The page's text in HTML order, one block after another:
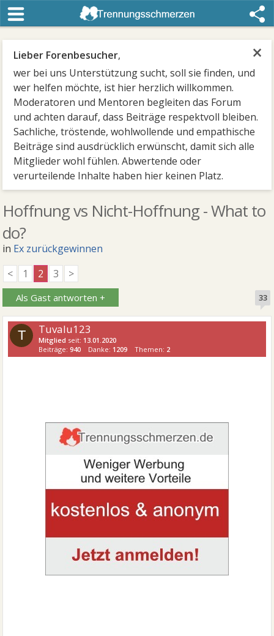
×
Lieber Forenbesucher,
wer bei uns Unterstützung sucht, soll sie finden, und
wer helfen möchte, ist hier herzlich willkommen.
Moderatoren und Mentoren begleiten das Forum
und achten darauf, dass Beiträge respektvoll bleiben.
Sachliche, tröstende, wohlwollende und empathische
Beiträge sind ausdrücklich erwünscht, damit sich alle
Mitglieder wohl fühlen. Abwertende oder
verurteilende Inhalte haben hier keinen Platz.
Hoffnung vs Nicht-Hoffnung - What to
do?
in Ex zurückgewinnen
<
1 2 3 >
Als Gast antworten + 33
T Tuvalu123
Mitglied seit: 13.01.2020
Beiträge:940 Danke: 1209 Themen: 2